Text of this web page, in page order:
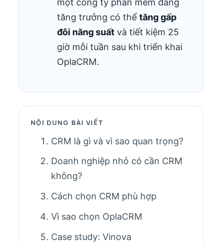
tăng trưởng có thểtăng gấp
đôi năng suất và tiết kiệm 25
giờ mỗi tuần sau khi triển khai
OplaCRM.
NỘI DUNG BÀI VIẾT
CRM là gì và vì sao quan trọng?
Doanh nghiệp nhỏ có cần CRM
không?
Cách chọn CRM phù hợp
Vì sao chọn OplaCRM
Case study: Vinova